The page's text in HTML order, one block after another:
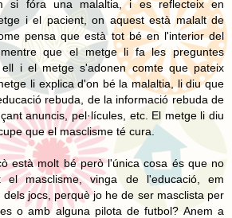
si fóra una malaltia, i es reflecteix en
i el pacient, on aquest està malalt de
pensa que està tot bé en l'interior del
que el metge li fa les preguntes
ell i el metge s'adonen comte que pateix
li explica d'on bé la malaltia, li diu que
rebuda, de la informació rebuda de
anuncis, pel·lícules, etc. El metge li diu
que el masclisme té cura.
està molt bé però l'única cosa és que no
el masclisme, vinga de l'educació, em
dels jocs, perquè jo he de ser masclista per
o amb alguna pilota de futbol? Anem a